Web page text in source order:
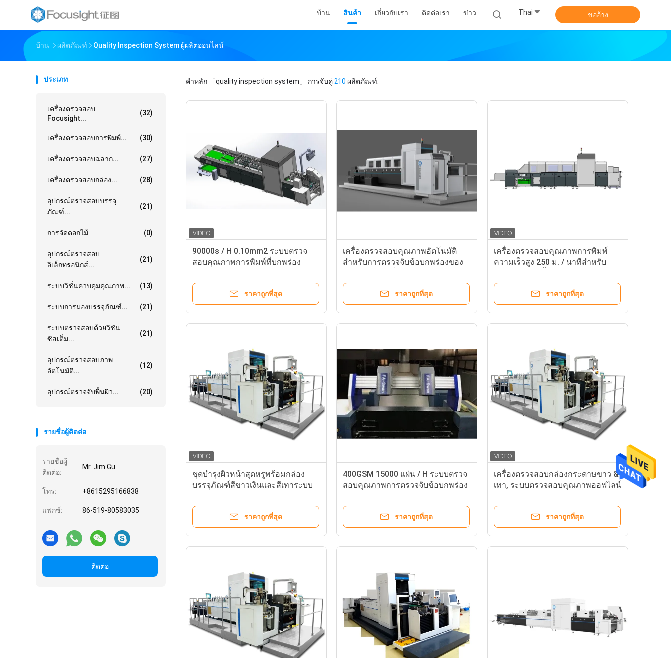
บ้าน สินค้า เกี่ยวกับเรา ติดต่อเรา ข่าว Thai ขออ้าง
บ้าน ผลิตภัณฑ์ Quality Inspection System ผู้ผลิตออนไลน์
ประเภท
เครื่องตรวจสอบ
Focusight...
(32)
เครื่องตรวจสอบการพิมพ์... (30)
เครื่องตรวจสอบฉลาก... (27)
เครื่องตรวจสอบกล่อง... (28)
อุปกรณ์ตรวจสอบบรรจุ
ภัณฑ์...
(21)
การจัดดอกไม้ (0)
อุปกรณ์ตรวจสอบ
อิเล็กทรอนิกส์...
(21)
ระบบวิชั่นควบคุมคุณภาพ... (13)
ระบบการมองบรรจุภัณฑ์... (21)
ระบบตรวจสอบด้วยวิชัน
ซิสเต็ม...
(21)
อุปกรณ์ตรวจสอบภาพ
อัตโนมัติ...
(12)
อุปกรณ์ตรวจจับพื้นผิว... (20)
รายชื่อผู้ติดต่อ
รายชื่อผู้
ติดต่อ:
Mr. Jim Gu
โทร: +8615295166838
แฟกซ์: 86-519-80583035
ติดต่อ
คำหลัก 「quality inspection system」 การจับคู่ 210 ผลิตภัณฑ์.
90000s / H 0.10mm2 ระบบตรวจ
สอบคุณภาพการพิมพ์ที่บกพร่อง
ราคาถูกที่สุด
เครื่องตรวจสอบคุณภาพอัตโนมัติ
สำหรับการตรวจจับข้อบกพร่องของ
ราคาถูกที่สุด
เครื่องตรวจสอบคุณภาพการพิมพ์
ความเร็วสูง 250 ม. / นาทีสำหรับ
ราคาถูกที่สุด
ชุดบำรุงผิวหน้าสุดหรูพร้อมกล่อง
บรรจุภัณฑ์สีขาวเงินและสีเทาระบบ
ราคาถูกที่สุด
400GSM 15000 แผ่น / H ระบบตรวจ
สอบคุณภาพการตรวจจับข้อบกพร่อง
ราคาถูกที่สุด
เครื่องตรวจสอบกล่องกระดาษขาว &
เทา, ระบบตรวจสอบคุณภาพออฟไลน์
ราคาถูกที่สุด